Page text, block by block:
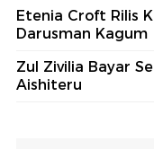
Etenia Croft Rilis
Darusman Kagum
Zul Zivilia Bayar
Aishiteru